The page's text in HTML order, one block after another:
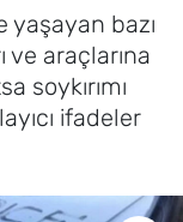
yaşayan bazı
ve araçlarına
soykırımı
ifadeler